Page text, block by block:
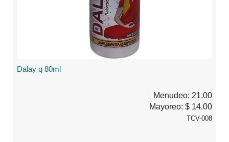
Dalay q 80ml
Menudeo: 21.00
Mayoreo: $ 14.00
TCV-008